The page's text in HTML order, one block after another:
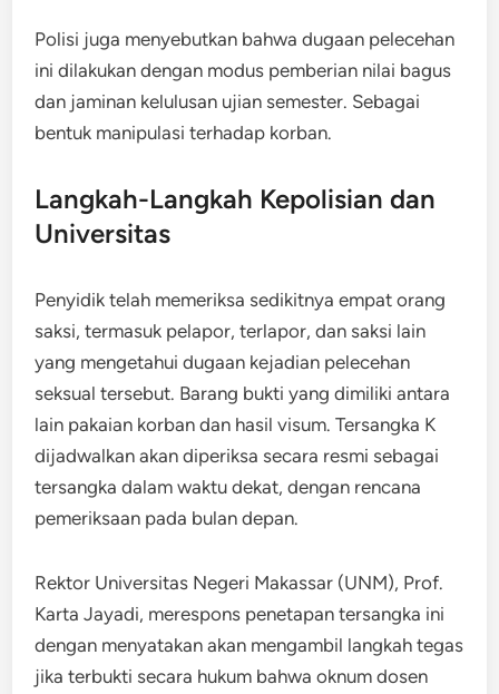
Polisi juga menyebutkan bahwa dugaan pelecehan
ini dilakukan dengan modus pemberian nilai bagus
dan jaminan kelulusan ujian semester. Sebagai
bentuk manipulasi terhadap korban.
Langkah-Langkah Kepolisian dan
Universitas
Penyidik telah memeriksa sedikitnya empat orang
saksi, termasuk pelapor, terlapor, dan saksi lain
yang mengetahui dugaan kejadian pelecehan
seksual tersebut. Barang bukti yang dimiliki antara
lain pakaian korban dan hasil visum. Tersangka K
dijadwalkan akan diperiksa secara resmi sebagai
tersangka dalam waktu dekat, dengan rencana
pemeriksaan pada bulan depan.
Rektor Universitas Negeri Makassar (UNM), Prof.
Karta Jayadi, merespons penetapan tersangka ini
dengan menyatakan akan mengambil langkah tegas
jika terbukti secara hukum bahwa oknum dosen